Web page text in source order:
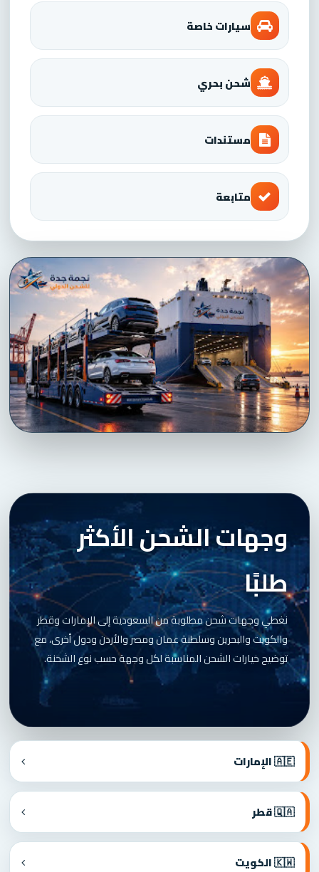
سيارات خاصة
شحن بحري
مستندات
متابعة
وجهات الشحن الأكثر
طلبًا
نغطي وجهات شحن مطلوبة من السعودية إلى الإمارات وقطر
والكويت والبحرين وسلطنة عمان ومصر والأردن ودول أخرى، مع
توضيح خيارات الشحن المناسبة لكل وجهة حسب نوع الشحنة.
🇦🇪 الإمارات
🇶🇦 قطر
🇰🇼 الكويت